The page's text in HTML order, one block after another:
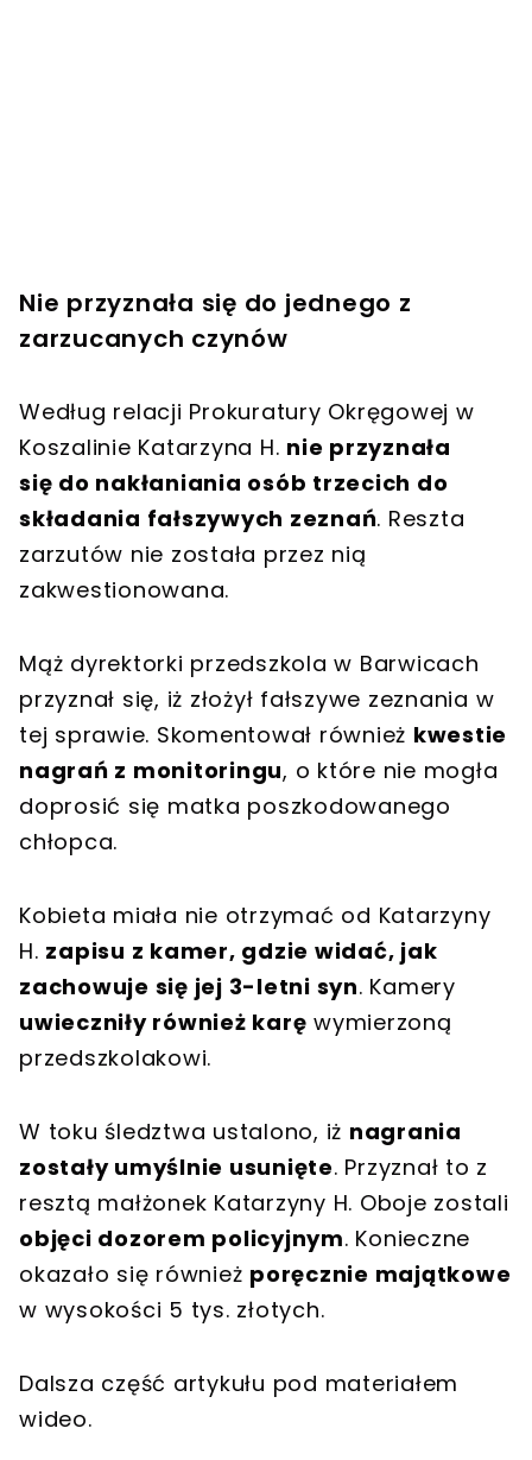
Nie przyznała się do jednego z
zarzucanych czynów
Według relacji Prokuratury Okręgowej w
Koszalinie Katarzyna H. nie przyznała
się do nakłaniania osób trzecich do
składania fałszywych zeznań. Reszta
zarzutów nie została przez nią
zakwestionowana.
Mąż dyrektorki przedszkola w Barwicach
przyznał się, iż złożył fałszywe zeznania w
tej sprawie. Skomentował również kwestie
nagrań z monitoringu, o które nie mogła
doprosić się matka poszkodowanego
chłopca.
Kobieta miała nie otrzymać od Katarzyny
H. zapisu z kamer, gdzie widać, jak
zachowuje się jej 3-letni syn. Kamery
uwieczniły również karę wymierzoną
przedszkolakowi.
W toku śledztwa ustalono, iż nagrania
zostały umyślnie usunięte. Przyznał to z
resztą małżonek Katarzyny H. Oboje zostali
objęci dozorem policyjnym. Konieczne
okazało się również poręcznie majątkowe
w wysokości 5 tys. złotych.
Dalsza część artykułu pod materiałem
wideo.